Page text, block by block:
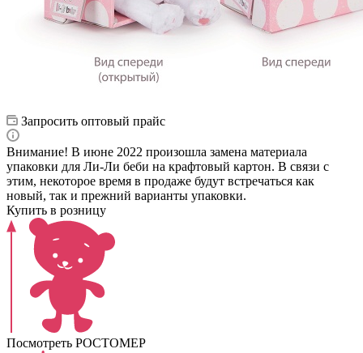
Запросить оптовый прайс
Внимание! В июне 2022 произошла замена материала
упаковки для Ли-Ли беби на крафтовый картон. В связи с
этим, некоторое время в продаже будут встречаться как
новый, так и прежний варианты упаковки.
Купить в розницу
Посмотреть РОСТОМЕР